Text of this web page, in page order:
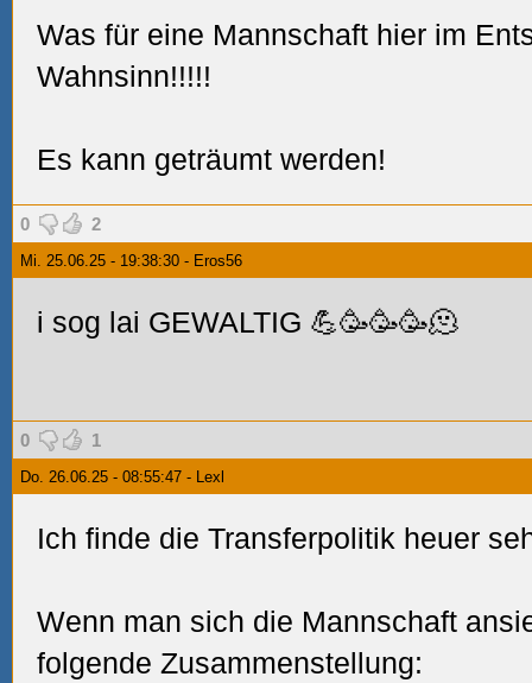
Was für eine Mannschaft hier im
Wahnsinn!!!!!
Es kann geträumt werden!
0 2
Mi. 25.06.25 - 19:38:30 - Eros56
i sog lai GEWALTIG 💪🥳🥳🥳🫠
0 1
Do. 26.06.25 - 08:55:47 - Lexl
Ich finde die Transferpolitik heuer
Wenn man sich die Mannschaft
folgende Zusammenstellung: